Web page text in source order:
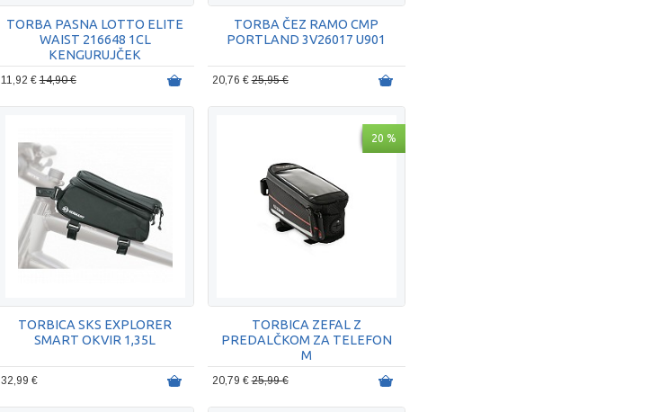
TORBA PASNA LOTTO ELITE
WAIST 216648 1CL
KENGURUJČEK
11,92 €14,90 €
TORBA ČEZ RAMO CMP
PORTLAND 3V26017 U901
20,76 €25,95 €
TORBICA SKS EXPLORER
SMART OKVIR 1,35L
32,99 €
20 %
TORBICA ZEFAL Z
PREDALČKOM ZA TELEFON
M
20,79 €25,99 €